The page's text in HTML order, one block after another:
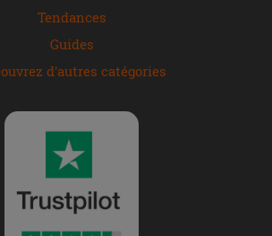
Tendances
Guides
d'autres catégories